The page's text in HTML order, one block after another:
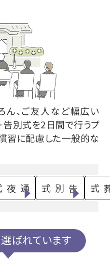
ん、ご友人など幅広い
告別式を2日間で行うプ
習に配慮した一般的な
告別式 火葬式
ばれています